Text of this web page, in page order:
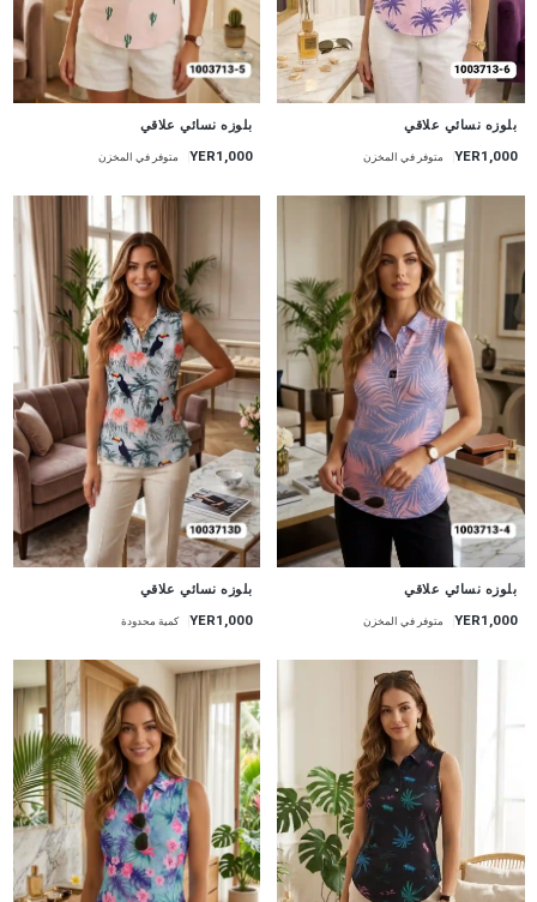
بلوزه نسائي علاقي
YER1,000 متوفر في المخزن
بلوزه نسائي علاقي
YER1,000 متوفر في المخزن
بلوزه نسائي علاقي
YER1,000 متوفر في المخزن
بلوزه نسائي علاقي
YER1,000 كمية محدودة